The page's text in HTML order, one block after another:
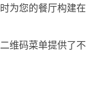
为您的餐厅构建在
维码菜单提供了不